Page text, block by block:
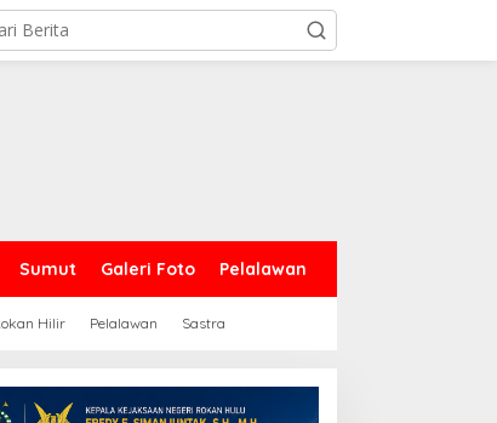
Sumut Galeri Foto Pelalawan
Hilir Pelalawan Sastra